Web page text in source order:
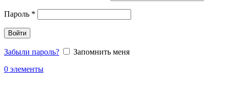
Пароль *
Войти
Забыли пароль?
Запомнить меня
0 элементы